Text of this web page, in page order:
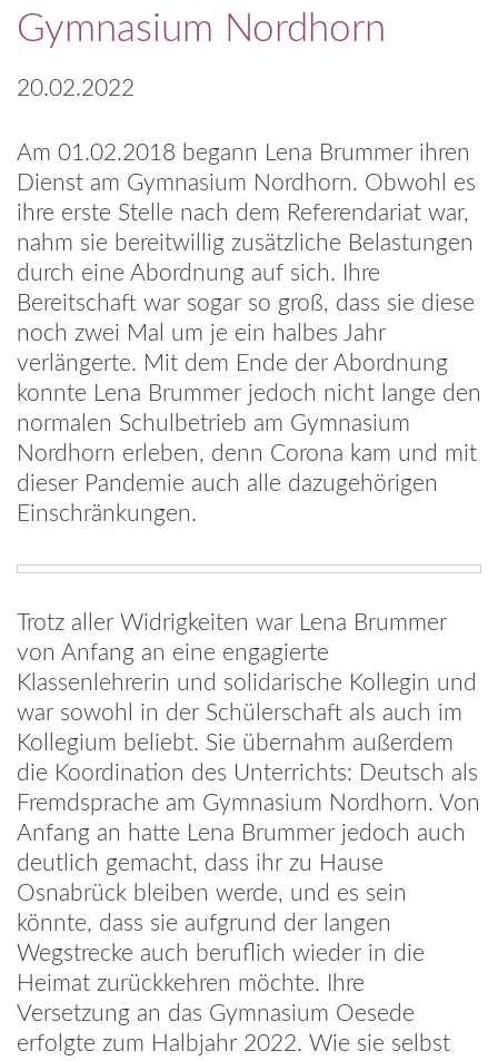
Gymnasium Nordhorn
20.02.2022
Am 01.02.2018 begann Lena Brummer ihren
Dienst am Gymnasium Nordhorn. Obwohl es
ihre erste Stelle nach dem Referendariat war,
nahm sie bereitwillig zusätzliche Belastungen
durch eine Abordnung auf sich. Ihre
Bereitschaft war sogar so groß, dass sie diese
noch zwei Mal um je ein halbes Jahr
verlängerte. Mit dem Ende der Abordnung
konnte Lena Brummer jedoch nicht lange den
normalen Schulbetrieb am Gymnasium
Nordhorn erleben, denn Corona kam und mit
dieser Pandemie auch alle dazugehörigen
Einschränkungen.
Trotz aller Widrigkeiten war Lena Brummer
von Anfang an eine engagierte
Klassenlehrerin und solidarische Kollegin und
war sowohl in der Schülerschaft als auch im
Kollegium beliebt. Sie übernahm außerdem
die Koordination des Unterrichts: Deutsch als
Fremdsprache am Gymnasium Nordhorn. Von
Anfang an hatte Lena Brummer jedoch auch
deutlich gemacht, dass ihr zu Hause
Osnabrück bleiben werde, und es sein
könnte, dass sie aufgrund der langen
Wegstrecke auch beruflich wieder in die
Heimat zurückkehren möchte. Ihre
Versetzung an das Gymnasium Oesede
erfolgte zum Halbjahr 2022. Wie sie selbst